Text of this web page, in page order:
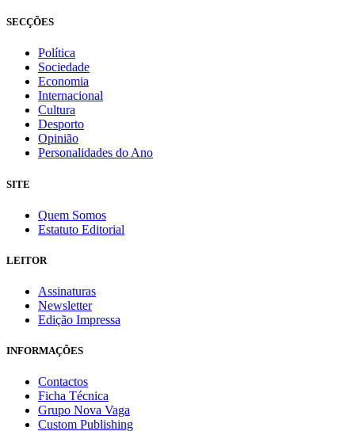
SECÇÕES
Política
Sociedade
Economia
Internacional
Cultura
Desporto
Opinião
Personalidades do Ano
SITE
Quem Somos
Estatuto Editorial
LEITOR
Assinaturas
Newsletter
Edição Impressa
INFORMAÇÕES
Contactos
Ficha Técnica
Grupo Nova Vaga
Custom Publishing